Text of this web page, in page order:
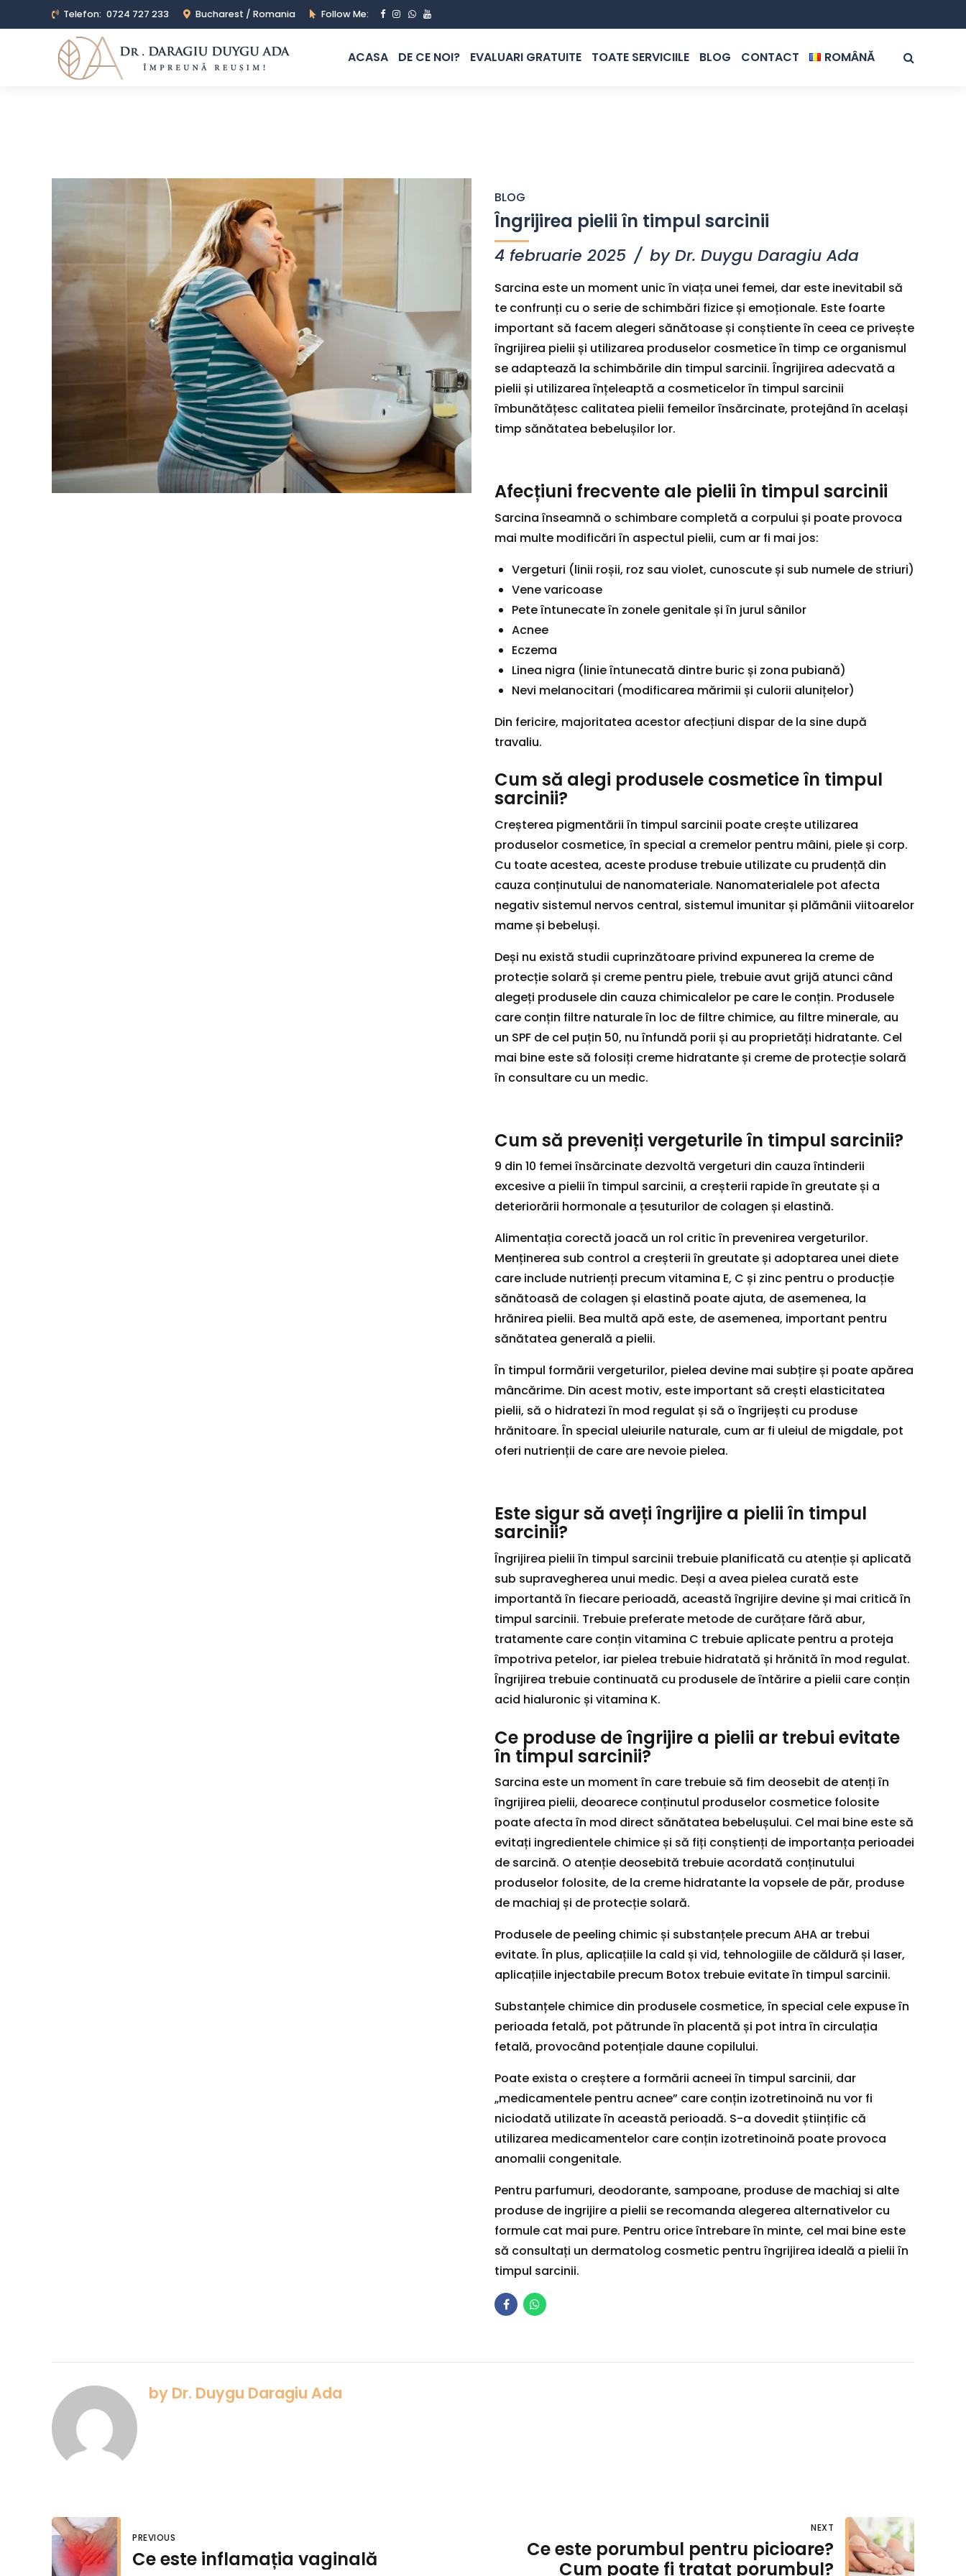
Telefon: 0724 727 233 Bucharest / Romania Follow Me:
ACASA DE CE NOI? EVALUARI GRATUITE TOATE SERVICIILE BLOG CONTACT ROMÂNĂ
BLOG
Îngrijirea pielii în timpul sarcinii
4 februarie 2025 by Dr. Duygu Daragiu Ada
Sarcina este un moment unic în viața unei femei, dar este inevitabil să
te confrunți cu o serie de schimbări fizice și emoționale. Este foarte
important să facem alegeri sănătoase și conștiente în ceea ce privește
îngrijirea pielii și utilizarea produselor cosmetice în timp ce organismul
se adaptează la schimbările din timpul sarcinii. Îngrijirea adecvată a
pielii și utilizarea înțeleaptă a cosmeticelor în timpul sarcinii
îmbunătățesc calitatea pielii femeilor însărcinate, protejând în același
timp sănătatea bebelușilor lor.
Afecțiuni frecvente ale pielii în timpul sarcinii
Sarcina înseamnă o schimbare completă a corpului și poate provoca
mai multe modificări în aspectul pielii, cum ar fi mai jos:
Vergeturi (linii roșii, roz sau violet, cunoscute și sub numele de striuri)
Vene varicoase
Pete întunecate în zonele genitale și în jurul sânilor
Acnee
Eczema
Linea nigra (linie întunecată dintre buric și zona pubiană)
Nevi melanocitari (modificarea mărimii și culorii alunițelor)
Din fericire, majoritatea acestor afecțiuni dispar de la sine după
travaliu.
Cum să alegi produsele cosmetice în timpul
sarcinii?
Creșterea pigmentării în timpul sarcinii poate crește utilizarea
produselor cosmetice, în special a cremelor pentru mâini, piele și corp.
Cu toate acestea, aceste produse trebuie utilizate cu prudență din
cauza conținutului de nanomateriale. Nanomaterialele pot afecta
negativ sistemul nervos central, sistemul imunitar și plămânii viitoarelor
mame și bebeluși.
Deși nu există studii cuprinzătoare privind expunerea la creme de
protecție solară și creme pentru piele, trebuie avut grijă atunci când
alegeți produsele din cauza chimicalelor pe care le conțin. Produsele
care conțin filtre naturale în loc de filtre chimice, au filtre minerale, au
un SPF de cel puțin 50, nu înfundă porii și au proprietăți hidratante. Cel
mai bine este să folosiți creme hidratante și creme de protecție solară
în consultare cu un medic.
Cum să preveniți vergeturile în timpul sarcinii?
9 din 10 femei însărcinate dezvoltă vergeturi din cauza întinderii
excesive a pielii în timpul sarcinii, a creșterii rapide în greutate și a
deteriorării hormonale a țesuturilor de colagen și elastină.
Alimentația corectă joacă un rol critic în prevenirea vergeturilor.
Menținerea sub control a creșterii în greutate și adoptarea unei diete
care include nutrienți precum vitamina E, C și zinc pentru o producție
sănătoasă de colagen și elastină poate ajuta, de asemenea, la
hrănirea pielii. Bea multă apă este, de asemenea, important pentru
sănătatea generală a pielii.
În timpul formării vergeturilor, pielea devine mai subțire și poate apărea
mâncărime. Din acest motiv, este important să crești elasticitatea
pielii, să o hidratezi în mod regulat și să o îngrijești cu produse
hrănitoare. În special uleiurile naturale, cum ar fi uleiul de migdale, pot
oferi nutrienții de care are nevoie pielea.
Este sigur să aveți îngrijire a pielii în timpul
sarcinii?
Îngrijirea pielii în timpul sarcinii trebuie planificată cu atenție și aplicată
sub supravegherea unui medic. Deși a avea pielea curată este
importantă în fiecare perioadă, această îngrijire devine și mai critică în
timpul sarcinii. Trebuie preferate metode de curățare fără abur,
tratamente care conțin vitamina C trebuie aplicate pentru a proteja
împotriva petelor, iar pielea trebuie hidratată și hrănită în mod regulat.
Îngrijirea trebuie continuată cu produsele de întărire a pielii care conțin
acid hialuronic și vitamina K.
Ce produse de îngrijire a pielii ar trebui evitate
în timpul sarcinii?
Sarcina este un moment în care trebuie să fim deosebit de atenți în
îngrijirea pielii, deoarece conținutul produselor cosmetice folosite
poate afecta în mod direct sănătatea bebelușului. Cel mai bine este să
evitați ingredientele chimice și să fiți conștienți de importanța perioadei
de sarcină. O atenție deosebită trebuie acordată conținutului
produselor folosite, de la creme hidratante la vopsele de păr, produse
de machiaj și de protecție solară.
Produsele de peeling chimic și substanțele precum AHA ar trebui
evitate. În plus, aplicațiile la cald și vid, tehnologiile de căldură și laser,
aplicațiile injectabile precum Botox trebuie evitate în timpul sarcinii.
Substanțele chimice din produsele cosmetice, în special cele expuse în
perioada fetală, pot pătrunde în placentă și pot intra în circulația
fetală, provocând potențiale daune copilului.
Poate exista o creștere a formării acneei în timpul sarcinii, dar
„medicamentele pentru acnee” care conțin izotretinoină nu vor fi
niciodată utilizate în această perioadă. S-a dovedit științific că
utilizarea medicamentelor care conțin izotretinoină poate provoca
anomalii congenitale.
Pentru parfumuri, deodorante, sampoane, produse de machiaj si alte
produse de ingrijire a pielii se recomanda alegerea alternativelor cu
formule cat mai pure. Pentru orice întrebare în minte, cel mai bine este
să consultați un dermatolog cosmetic pentru îngrijirea ideală a pielii în
timpul sarcinii.
by Dr. Duygu Daragiu Ada
PREVIOUS
Ce este inflamația vaginală
NEXT
Ce este porumbul pentru picioare?
Cum poate fi tratat porumbul?